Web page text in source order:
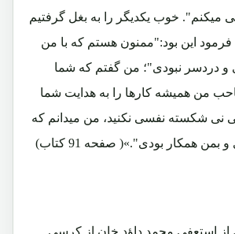
میکنم". خوب یکدیگر را به بغل گرفتیم
این بود:"ممنون هستم که با من
و دردسر نبودی"؛ من گفتم که شما
من همیشه کارها را به هدایت شما
نی شکسته نفسی نکنید، من میدانم که
همکار بودی".»( صفحه 91 کتاب)